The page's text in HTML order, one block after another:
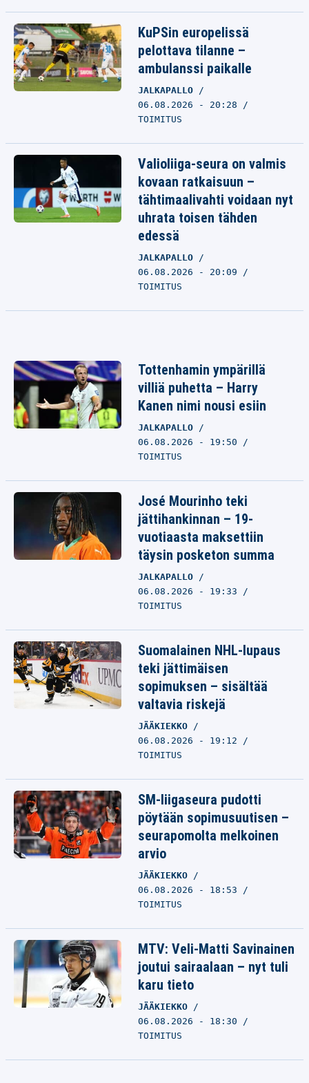
KuPSin europelissä
pelottava tilanne –
ambulanssi paikalle
JALKAPALLO
06.08.2026 - 20:28
TOIMITUS
Valioliiga-seura on valmis
kovaan ratkaisuun –
tähtimaalivahti voidaan nyt
uhrata toisen tähden
edessä
JALKAPALLO
06.08.2026 - 20:09
TOIMITUS
Tottenhamin ympärillä
villiä puhetta – Harry
Kanen nimi nousi esiin
JALKAPALLO
06.08.2026 - 19:50
TOIMITUS
José Mourinho teki
jättihankinnan – 19-
vuotiaasta maksettiin
täysin posketon summa
JALKAPALLO
06.08.2026 - 19:33
TOIMITUS
Suomalainen NHL-lupaus
teki jättimäisen
sopimuksen – sisältää
valtavia riskejä
JÄÄKIEKKO
06.08.2026 - 19:12
TOIMITUS
SM-liigaseura pudotti
pöytään sopimusuutisen –
seurapomolta melkoinen
arvio
JÄÄKIEKKO
06.08.2026 - 18:53
TOIMITUS
MTV: Veli-Matti Savinainen
joutui sairaalaan – nyt tuli
karu tieto
JÄÄKIEKKO
06.08.2026 - 18:30
TOIMITUS